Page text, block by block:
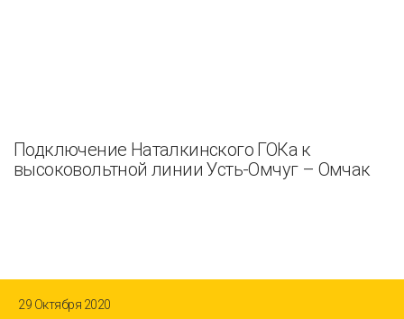
Подключение Наталкинского ГОКа к
высоковольтной линии Усть-Омчуг – Омчак
29 Октября 2020